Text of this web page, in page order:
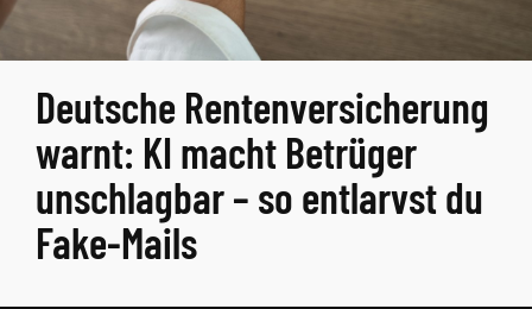
Deutsche Rentenversicherung
warnt: KI macht Betrüger
unschlagbar – so entlarvst du
Fake-Mails